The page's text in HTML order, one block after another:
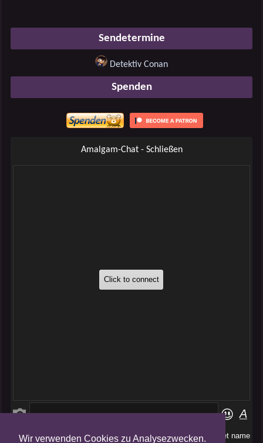
Wir verwenden Cookies zu Analysezwecken.
Sendetermine
Detektiv Conan
Spenden
Amalgam-Chat - Schließen